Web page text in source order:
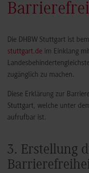
Die DHBW Stuttgart ist
stuttgart.de im Einklang
zugänglich zu machen.
Diese Erklärung zur
Stuttgart, welche unter
aufrufbar ist.
3. Erstellung